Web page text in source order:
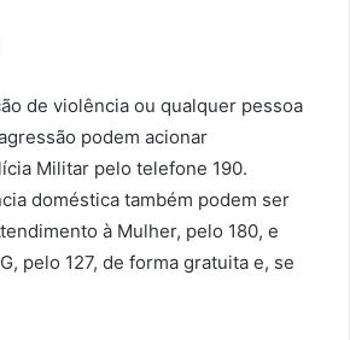
de violência ou qualquer pessoa
podem acionar
Militar pelo telefone 190.
doméstica também podem ser
à Mulher, pelo 180, e
pelo 127, de forma gratuita e, se